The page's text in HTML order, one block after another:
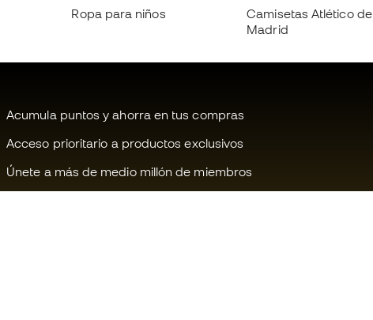
Ropa para niños
Camisetas Atlético de
Madrid
Acumula puntos y ahorra en tus compras
Acceso prioritario a productos exclusivos
Únete a más de medio millón de miembros